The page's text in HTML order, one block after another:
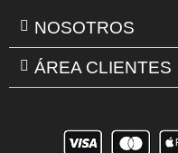
NOSOTROS
ÁREA CLIENTES